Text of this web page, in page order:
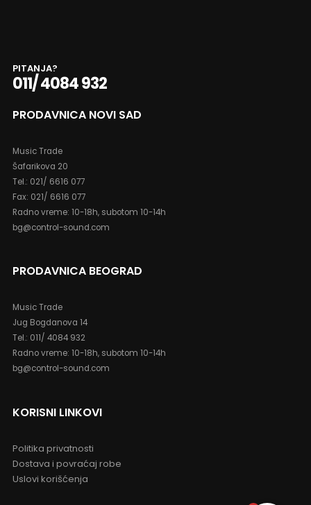
PITANJA?
Music Trade
Šafarikova 20
Tel.: 021/ 6616 077
Fax: 021/ 6616 077
Music Trade